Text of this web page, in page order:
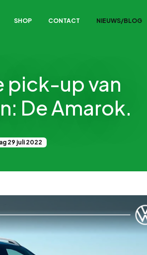
SHOP CONTACT NIEUWS/BLOG
pick-up van
De Amarok.
29 juli 2022